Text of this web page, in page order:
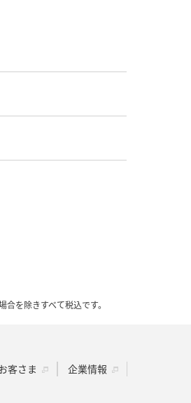
を除きすべて税込です。
客さま
企業情報